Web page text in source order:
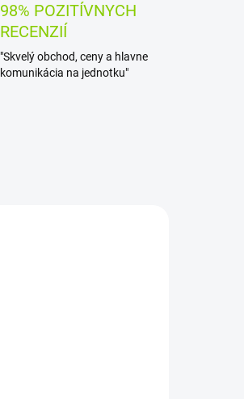
98% POZITÍVNYCH
RECENZIÍ
"Skvelý obchod, ceny a hlavne
komunikácia na jednotku"